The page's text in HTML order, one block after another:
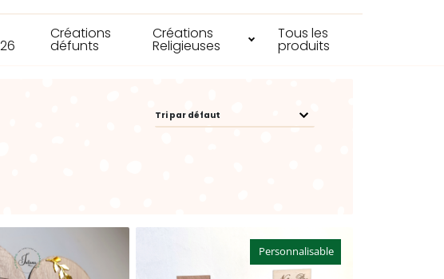
Créations
défunts
Créations
Religieuses
Tous les
produits
Personnalisable